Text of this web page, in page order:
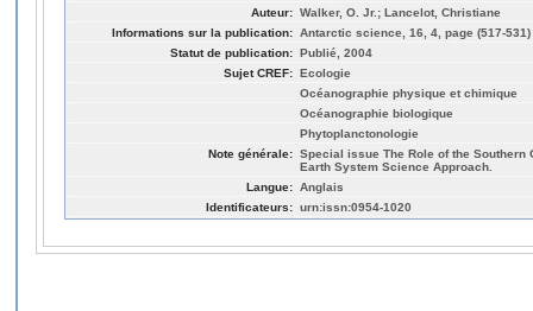
Auteur: Walker, O. Jr.; Lancelot, Christiane
Informations sur la publication: Antarctic science, 16, 4, page (517-531)
Statut de publication: Publié, 2004
Sujet CREF: Ecologie
Océanographie physique et chimique
Océanographie biologique
Phytoplanctonologie
Note générale: Special issue The Role of the
Earth System Science Approach.
Langue: Anglais
Identificateurs: urn:issn:0954-1020